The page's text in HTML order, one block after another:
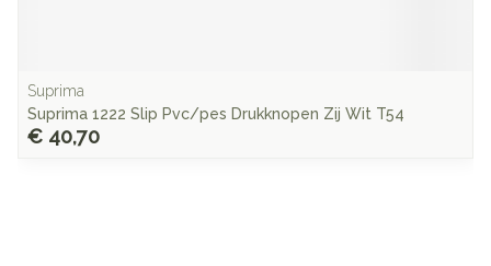
Suprima
Suprima 1222 Slip Pvc/pes Drukknopen Zij Wit T54
€ 40,70